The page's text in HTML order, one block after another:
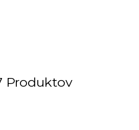
Produktov